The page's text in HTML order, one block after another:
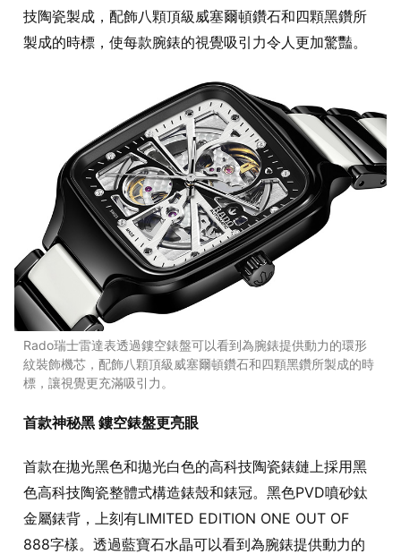
技陶瓷製成，配飾八顆頂級威塞爾頓鑽石和四顆黑鑽所
製成的時標，使每款腕錶的視覺吸引力令人更加驚豔。
Rado瑞士雷達表透過鏤空錶盤可以看到為腕錶提供動力的環形
紋裝飾機芯，配飾八顆頂級威塞爾頓鑽石和四顆黑鑽所製成的時
標，讓視覺更充滿吸引力。
首款神秘黑 鏤空錶盤更亮眼
首款在拋光黑色和拋光白色的高科技陶瓷錶鏈上採用黑
色高科技陶瓷整體式構造錶殼和錶冠。黑色PVD噴砂鈦
金屬錶背，上刻有LIMITED EDITION ONE OUT OF
888字樣。透過藍寶石水晶可以看到為腕錶提供動力的